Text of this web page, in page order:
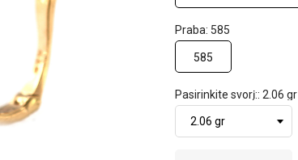
Praba: 585
585
Pasirinkite svorį:: 2.06 gr